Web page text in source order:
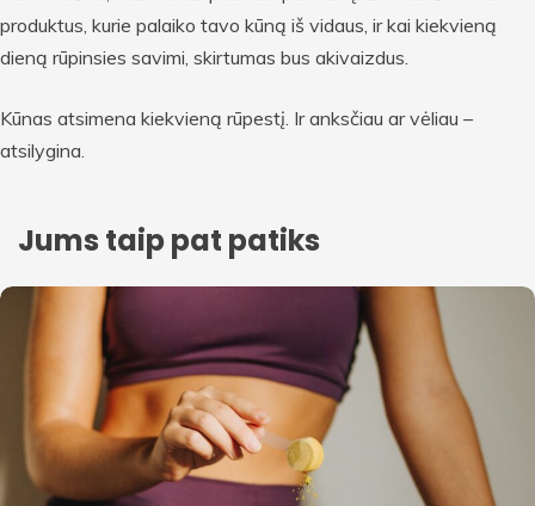
produktus, kurie palaiko tavo kūną iš vidaus, ir kai kiekvieną
dieną rūpinsies savimi, skirtumas bus akivaizdus.
Kūnas atsimena kiekvieną rūpestį. Ir anksčiau ar vėliau –
atsilygina.
Jums taip pat patiks